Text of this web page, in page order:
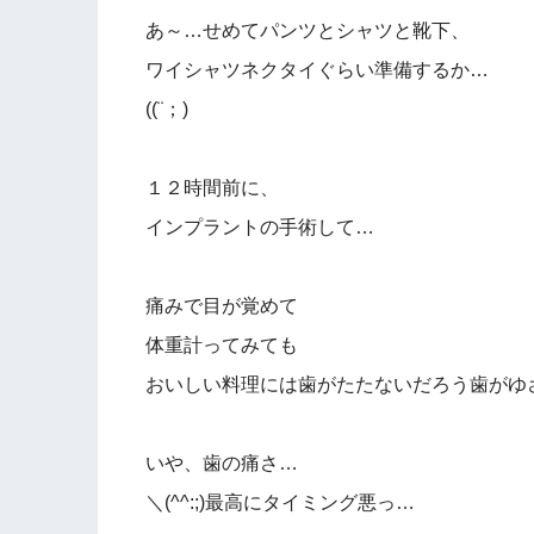
あ～…せめてパンツとシャツと靴下、
ワイシャツネクタイぐらい準備するか…
((¨；)
１２時間前に、
インプラントの手術して…
痛みで目が覚めて
体重計ってみても
おいしい料理には歯がたたないだろう歯が
いや、歯の痛さ…
＼(^^:;)最高にタイミング悪っ…